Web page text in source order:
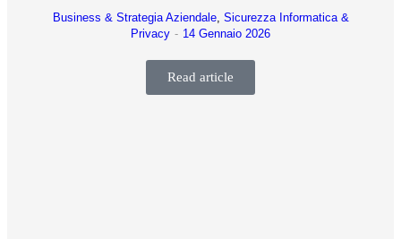
Business & Strategia Aziendale, Sicurezza Informatica &
Privacy
14 Gennaio 2026
Read article